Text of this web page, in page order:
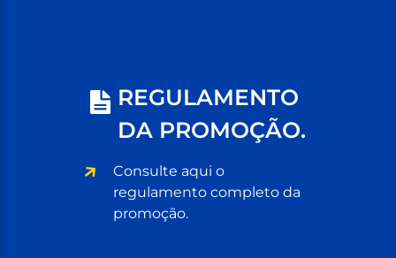
REGULAMENTO
DA PROMOÇÃO.
Consulte aqui o
regulamento completo da
promoção.